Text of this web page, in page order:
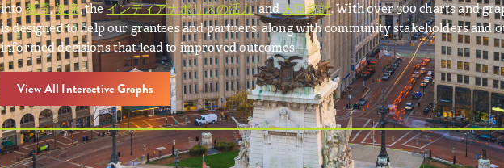
into教育,健康, theインディアナポリスの活力, and 人口統計. With over 300 charts and
is designed to help our grantees and partners, along with community stakeholders and
informed decisions that lead to improved outcomes.
View All Interactive Graphs